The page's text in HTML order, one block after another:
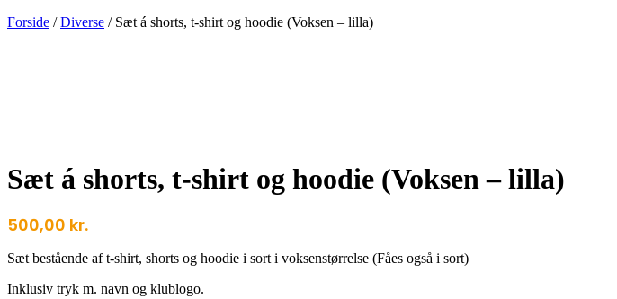
Forside /Diverse / Sæt á shorts, t-shirt og hoodie (Voksen – lilla)
Sæt á shorts, t-shirt og hoodie (Voksen – lilla)
500,00 kr.
Sæt bestående af t-shirt, shorts og hoodie i sort i voksenstørrelse (Fåes også i sort)
Inklusiv tryk m. navn og klublogo.